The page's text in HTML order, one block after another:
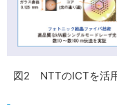
図2 NTTのICTを活